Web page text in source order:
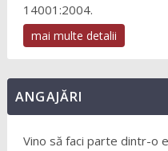
14001:2004.
mai multe detalii
ANGAJĂRI
Vino să faci parte dintr-o